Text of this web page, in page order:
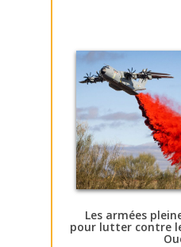
Les armées
pour lutter contre